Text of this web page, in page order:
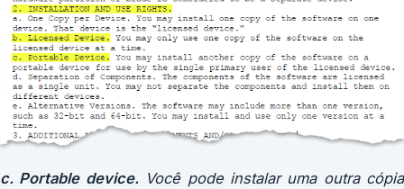
c. Portable device.Você pode instalar uma outra cópia